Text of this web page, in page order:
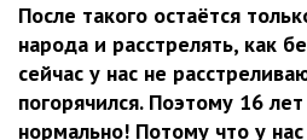
После такого остаётся
народа и расстрелять, как
сейчас у нас не
погорячился. Поэтому 16
нормально! Потому что у